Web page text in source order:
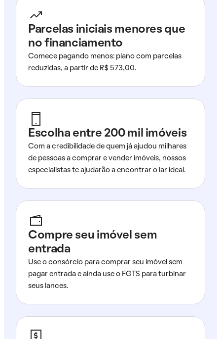
Parcelas iniciais menores que
no financiamento
Comece pagando menos: plano com parcelas
reduzidas, a partir de R$ 573,00.
Escolha entre 200 mil imóveis
Com a credibilidade de quem já ajudou milhares
de pessoas a comprar e vender imóveis, nossos
especialistas te ajudarão a encontrar o lar ideal.
Compre seu imóvel sem
entrada
Use o consórcio para comprar seu imóvel sem
pagar entrada e ainda use o FGTS para turbinar
seus lances.